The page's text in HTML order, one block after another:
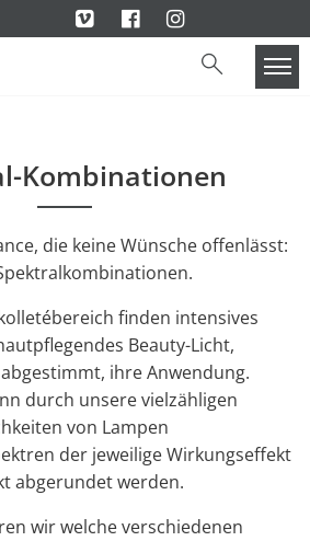
Kombinationen
die keine Wünsche offenlässt:
finden intensives
Beauty-Licht,
ihre Anwendung.
durch unsere vielzähligen
von Lampen
der jeweilige Wirkungseffekt
abgerundet werden.
wir welche verschiedenen